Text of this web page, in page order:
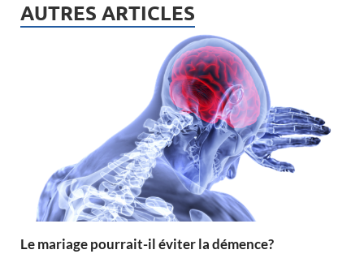
AUTRES ARTICLES
Le mariage pourrait-il éviter la démence?